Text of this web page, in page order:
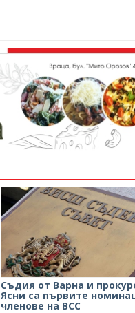
Съдия от Варна и
Ясни са първите
членове на ВСС